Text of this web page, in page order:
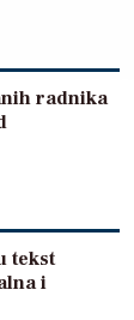
radnika
tekst
i